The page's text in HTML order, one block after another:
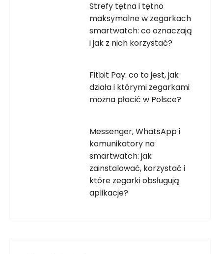
Strefy tętna i tętno
maksymalne w zegarkach
smartwatch: co oznaczają
i jak z nich korzystać?
Fitbit Pay: co to jest, jak
działa i którymi zegarkami
można płacić w Polsce?
Messenger, WhatsApp i
komunikatory na
smartwatch: jak
zainstalować, korzystać i
które zegarki obsługują
aplikacje?